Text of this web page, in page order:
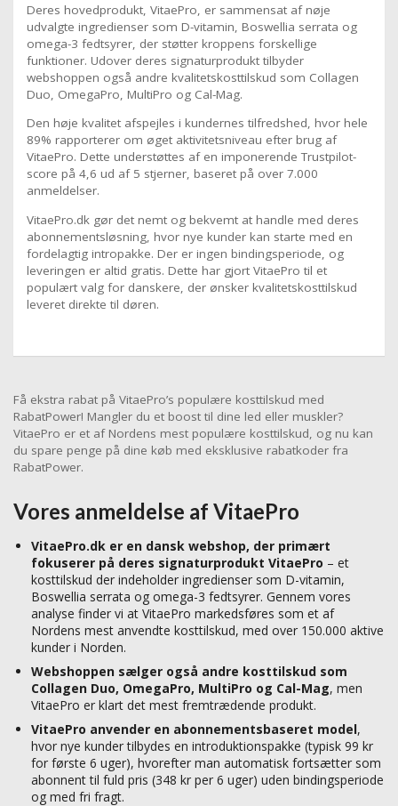
Deres hovedprodukt, VitaePro, er sammensat af nøje
udvalgte ingredienser som D-vitamin, Boswellia serrata og
omega-3 fedtsyrer, der støtter kroppens forskellige
funktioner. Udover deres signaturprodukt tilbyder
webshoppen også andre kvalitetskosttilskud som Collagen
Duo, OmegaPro, MultiPro og Cal-Mag.
Den høje kvalitet afspejles i kundernes tilfredshed, hvor hele
89% rapporterer om øget aktivitetsniveau efter brug af
VitaePro. Dette understøttes af en imponerende Trustpilot-
score på 4,6 ud af 5 stjerner, baseret på over 7.000
anmeldelser.
VitaePro.dk gør det nemt og bekvemt at handle med deres
abonnementsløsning, hvor nye kunder kan starte med en
fordelagtig intropakke. Der er ingen bindingsperiode, og
leveringen er altid gratis. Dette har gjort VitaePro til et
populært valg for danskere, der ønsker kvalitetskosttilskud
leveret direkte til døren.
Få ekstra rabat på VitaePro’s populære kosttilskud med
RabatPower! Mangler du et boost til dine led eller muskler?
VitaePro er et af Nordens mest populære kosttilskud, og nu kan
du spare penge på dine køb med eksklusive rabatkoder fra
RabatPower.
Vores anmeldelse af VitaePro
VitaePro.dk er en dansk webshop, der primært
fokuserer på deres signaturprodukt VitaePro – et
kosttilskud der indeholder ingredienser som D-vitamin,
Boswellia serrata og omega-3 fedtsyrer. Gennem vores
analyse finder vi at VitaePro markedsføres som et af
Nordens mest anvendte kosttilskud, med over 150.000 aktive
kunder i Norden.
Webshoppen sælger også andre kosttilskud som
Collagen Duo, OmegaPro, MultiPro og Cal-Mag, men
VitaePro er klart det mest fremtrædende produkt.
VitaePro anvender en abonnementsbaseret model,
hvor nye kunder tilbydes en introduktionspakke (typisk 99 kr
for første 6 uger), hvorefter man automatisk fortsætter som
abonnent til fuld pris (348 kr per 6 uger) uden bindingsperiode
og med fri fragt.